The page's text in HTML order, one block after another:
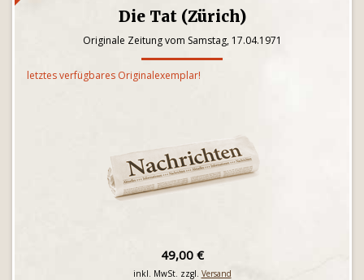
Die Tat (Zürich)
Originale Zeitung vom Samstag, 17.04.1971
letztes verfügbares Originalexemplar!
49,00 €
inkl. MwSt. zzgl. Versand